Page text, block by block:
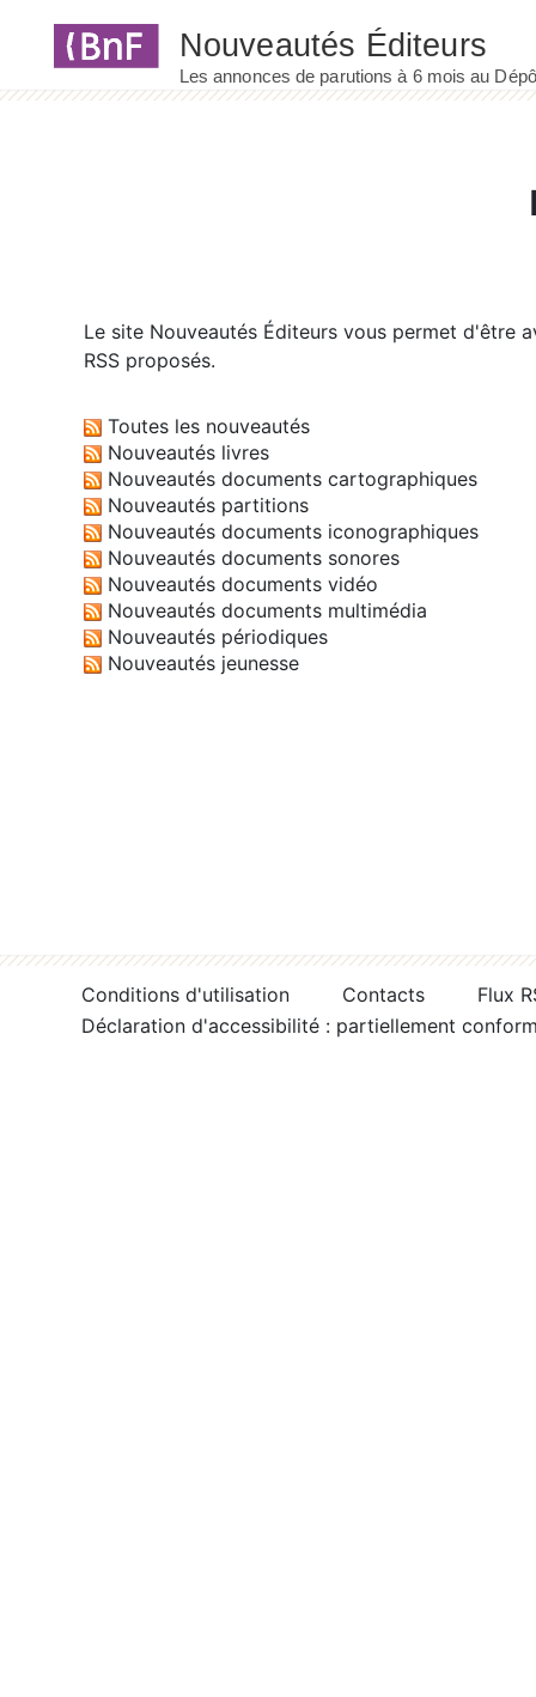
Le site Nouveautés Éditeurs vous permet d'être
RSS proposés.
Toutes les nouveautés
Nouveautés livres
Nouveautés documents cartographiques
Nouveautés partitions
Nouveautés documents iconographiques
Nouveautés documents sonores
Nouveautés documents vidéo
Nouveautés documents multimédia
Nouveautés périodiques
Nouveautés jeunesse
Conditions d'utilisation Contacts
Flux
Déclaration d'accessibilité : partiellement